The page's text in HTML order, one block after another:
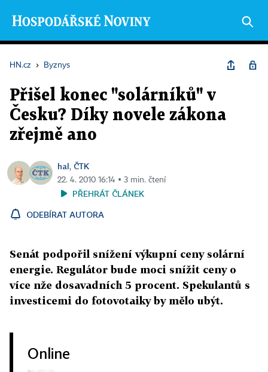
HN.cz › Byznys
Přišel konec "solárníků" v
Česku? Díky novele zákona
zřejmě ano
hal, ČTK
22. 4. 2010 16:14 ▪ 3 min. čtení
PŘEHRÁT ČLÁNEK
ODEBÍRAT AUTORA
Senát podpořil snížení výkupní ceny solární
energie. Regulátor bude moci snížit ceny o
více nže dosavadních 5 procent. Spekulantů s
investicemi do fotovotaiky by mělo ubýt.
Online